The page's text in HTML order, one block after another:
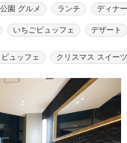
園 グルメ ランチ ディナー
いちごビュッフェ デザート
ュッフェ クリスマス スイーツ